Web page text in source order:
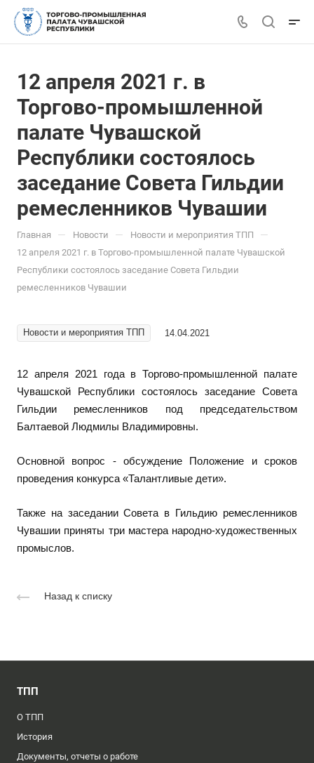
12 апреля 2021 г. в
Торгово-промышленной
палате Чувашской
Республики состоялось
заседание Совета Гильдии
ремесленников Чувашии
Главная — Новости — Новости и мероприятия ТПП —
12 апреля 2021 г. в Торгово-промышленной палате Чувашской
Республики состоялось заседание Совета Гильдии
ремесленников Чувашии
Новости и мероприятия ТПП 14.04.2021
12 апреля 2021 года в Торгово-промышленной палате
Чувашской Республики состоялось заседание Совета
Гильдии ремесленников под председательством
Балтаевой Людмилы Владимировны.
Основной вопрос - обсуждение Положение и сроков
проведения конкурса «Талантливые дети».
Также на заседании Совета в Гильдию ремесленников
Чувашии приняты три мастера народно-художественных
промыслов.
Назад к списку
ТПП
О ТПП
История
Документы, отчеты о работе